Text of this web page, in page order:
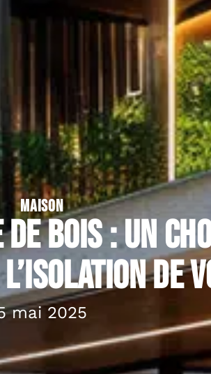
MAISON
bois : Un
de
mai 2025